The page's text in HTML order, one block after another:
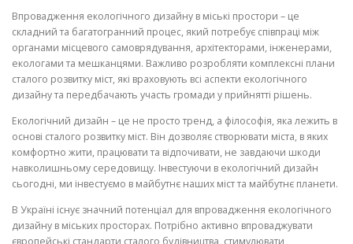
Впровадження екологічного дизайну в міські простори – це
складний та багатогранний процес, який потребує співпраці між
органами місцевого самоврядування, архітекторами, інженерами,
екологами та мешканцями. Важливо розробляти комплексні плани
сталого розвитку міст, які враховують всі аспекти екологічного
дизайну та передбачають участь громади у прийнятті рішень.
Екологічний дизайн – це не просто тренд, а філософія, яка лежить в
основі сталого розвитку міст. Він дозволяє створювати міста, в яких
комфортно жити, працювати та відпочивати, не завдаючи шкоди
навколишньому середовищу. Інвестуючи в екологічний дизайн
сьогодні, ми інвестуємо в майбутнє наших міст та майбутнє планети.
В Україні існує значний потенціал для впровадження екологічного
дизайну в міських просторах. Потрібно активно впроваджувати
європейські стандарти сталого будівництва, стимулювати